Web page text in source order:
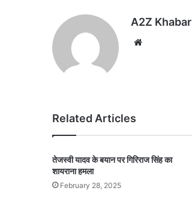
A2Z Khabar
Related Articles
तेजस्वी यादव के बयान पर गिरिराज सिंह का
शायराना हमला
February 28, 2025